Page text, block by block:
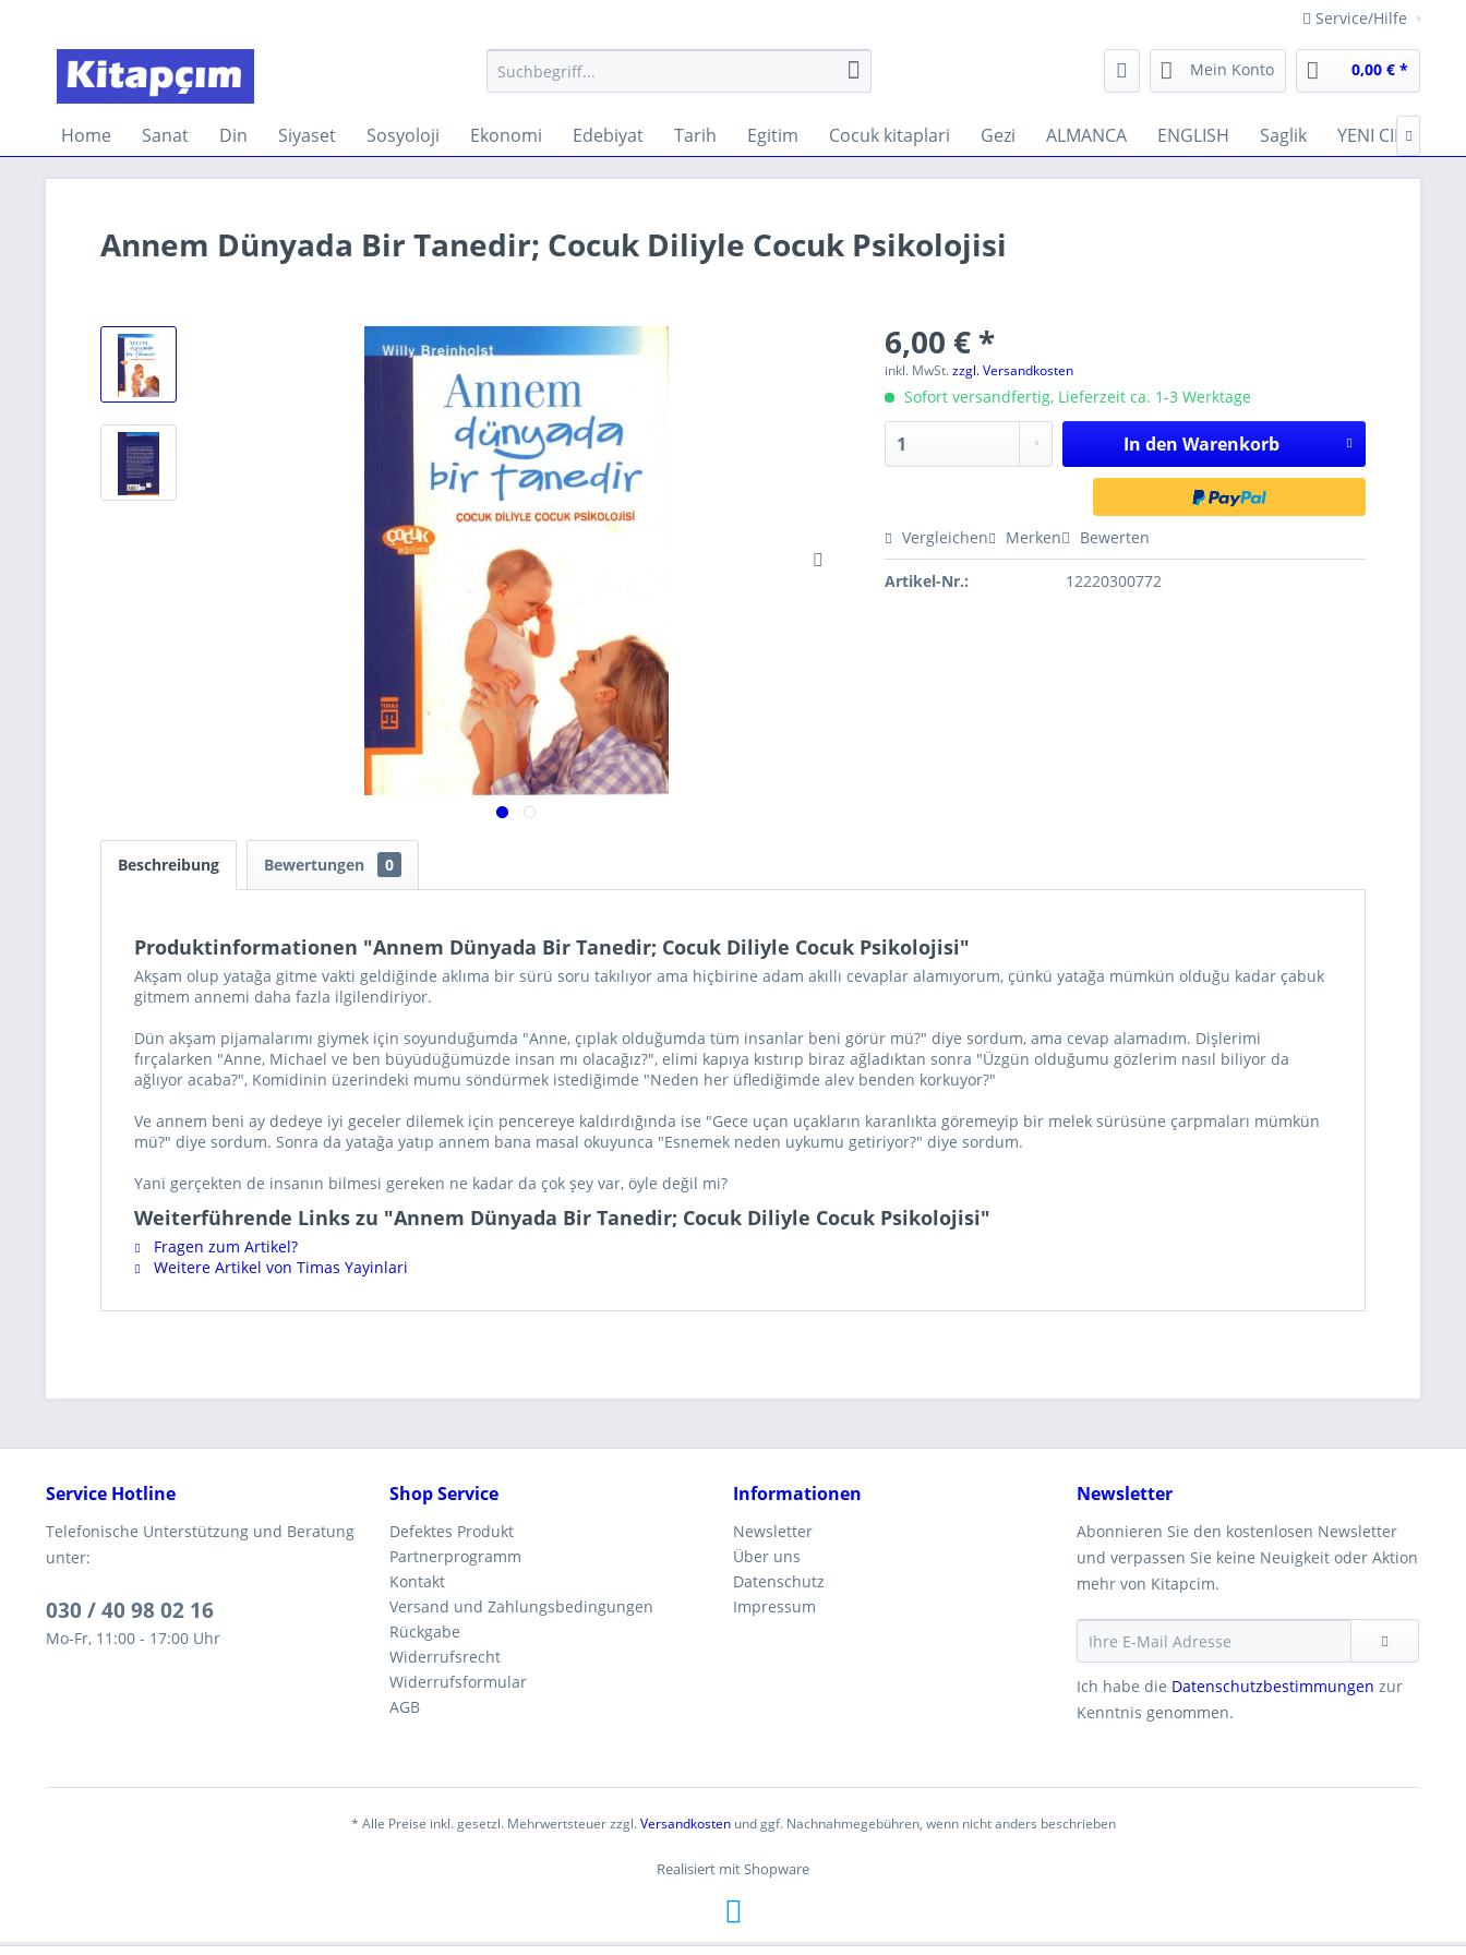
Service/Hilfe
Mein Konto 0,00 € *
Home Sanat Din Siyaset Sosyoloji Ekonomi Edebiyat Tarih Egitim Cocuk kitaplari Gezi ALMANCA ENGLISH Saglik YENI CIKANLAR

Annem Dünyada Bir Tanedir; Cocuk Diliyle Cocuk Psikolojisi
6,00 € *
inkl. MwSt.zzgl. Versandkosten
Sofort versandfertig, Lieferzeit ca. 1-3 Werktage
In den Warenkorb
Vergleichen Merken Bewerten
Artikel-Nr.: 12220300772
Beschreibung Bewertungen 0
Produktinformationen "Annem Dünyada Bir Tanedir; Cocuk Diliyle Cocuk Psikolojisi"
Akşam olup yatağa gitme vakti geldiğinde aklıma bir sürü soru takılıyor ama hiçbirine adam akıllı cevaplar alamıyorum, çünkü yatağa mümkün olduğu kadar çabuk
gitmem annemi daha fazla ilgilendiriyor.
Dün akşam pijamalarımı giymek için soyunduğumda "Anne, çıplak olduğumda tüm insanlar beni görür mü?" diye sordum, ama cevap alamadım. Dişlerimi
fırçalarken "Anne, Michael ve ben büyüdüğümüzde insan mı olacağız?", elimi kapıya kıstırıp biraz ağladıktan sonra "Üzgün olduğumu gözlerim nasıl biliyor da
ağlıyor acaba?", Komidinin üzerindeki mumu söndürmek istediğimde "Neden her üflediğimde alev benden korkuyor?"
Ve annem beni ay dedeye iyi geceler dilemek için pencereye kaldırdığında ise "Gece uçan uçakların karanlıkta göremeyip bir melek sürüsüne çarpmaları mümkün
mü?" diye sordum. Sonra da yatağa yatıp annem bana masal okuyunca "Esnemek neden uykumu getiriyor?" diye sordum.
Yani gerçekten de insanın bilmesi gereken ne kadar da çok şey var, öyle değil mi?
Weiterführende Links zu "Annem Dünyada Bir Tanedir; Cocuk Diliyle Cocuk Psikolojisi"
Fragen zum Artikel?
Weitere Artikel von Timas Yayinlari
Service Hotline
Telefonische Unterstützung und Beratung
unter:
030 / 40 98 02 16
Mo-Fr, 11:00 - 17:00 Uhr
Shop Service
Defektes Produkt
Partnerprogramm
Kontakt
Versand und Zahlungsbedingungen
Rückgabe
Widerrufsrecht
Widerrufsformular
AGB
Informationen
Newsletter
Über uns
Datenschutz
Impressum
Newsletter
Abonnieren Sie den kostenlosen Newsletter
und verpassen Sie keine Neuigkeit oder Aktion
mehr von Kitapcim.
Ich habe die Datenschutzbestimmungen zur
Kenntnis genommen.
* Alle Preise inkl. gesetzl. Mehrwertsteuer zzgl.Versandkostenund ggf. Nachnahmegebühren, wenn nicht anders beschrieben
Realisiert mit Shopware